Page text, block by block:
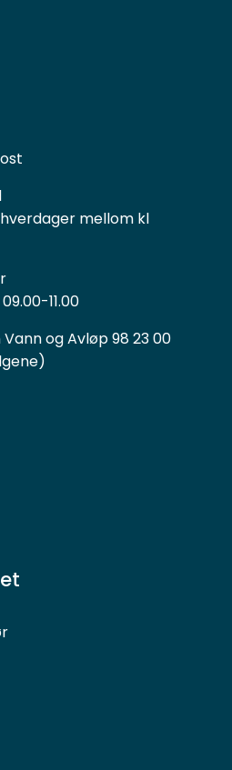
hverdager mellom kl
11.00
og Avløp 98 23 00